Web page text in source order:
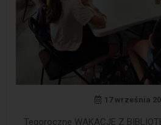
17 września
Tegoroczne WAKACJE Z